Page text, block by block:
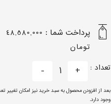
پرداخت شما : 48,580,000
تومان
تعداد :
+
1
-
بعد از افزودن محصول به سبد خرید نیز امکان تغییر
وجود دارد.